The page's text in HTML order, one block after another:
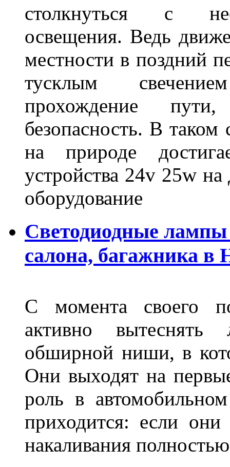
столкнуться с
освещения. Ведь
местности в поздний
тусклым
прохождение
безопасность. В
на природе
устройства 24v 25w
оборудование
Светодиодные лампы
салона, багажника в
С момента своего
активно
обширной ниши, в
Они выходят на
роль в
приходится: если
накаливания